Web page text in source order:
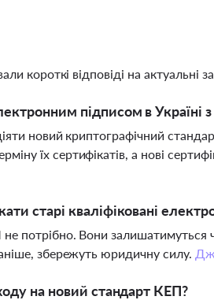
короткі відповіді на актуальні
підписом в Україні
новий криптографічний
їх сертифікатів, а нові
старі кваліфіковані
потрібно. Вони залишатимуться
збережуть юридичну силу.
на новий стандарт КЕП?